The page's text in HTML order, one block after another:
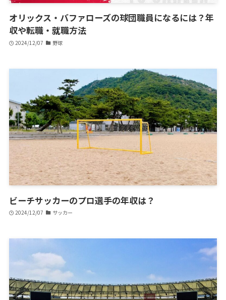
オリックス・バファローズの球団職員になるには？年
収や転職・就職方法
2024/12/07 野球
ビーチサッカーのプロ選手の年収は？
2024/12/07 サッカー